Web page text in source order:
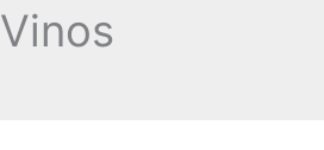
Vinos